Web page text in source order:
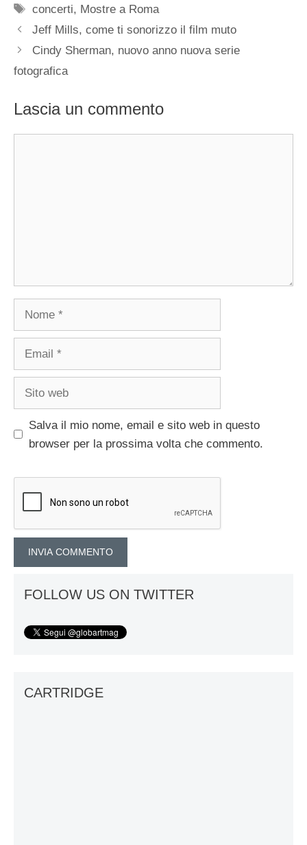
Tag
concerti, Mostre a Roma
Jeff Mills, come ti sonorizzo il film muto
Cindy Sherman, nuovo anno nuova serie
fotografica
Lascia un commento
Salva il mio nome, email e sito web in questo
browser per la prossima volta che commento.
FOLLOW US ON TWITTER
CARTRIDGE